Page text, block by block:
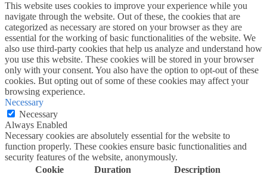
This website uses cookies to improve your experience while you
navigate through the website. Out of these, the cookies that are
categorized as necessary are stored on your browser as they are
essential for the working of basic functionalities of the website. We
also use third-party cookies that help us analyze and understand how
you use this website. These cookies will be stored in your browser
only with your consent. You also have the option to opt-out of these
cookies. But opting out of some of these cookies may affect your
browsing experience.
Necessary
Necessary
Always Enabled
Necessary cookies are absolutely essential for the website to
function properly. These cookies ensure basic functionalities and
security features of the website, anonymously.
Cookie
Duration Description